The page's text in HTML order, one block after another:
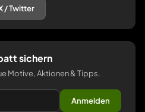
/ Twitter
sichern
Motive, Aktionen & Tipps.
Anmelden